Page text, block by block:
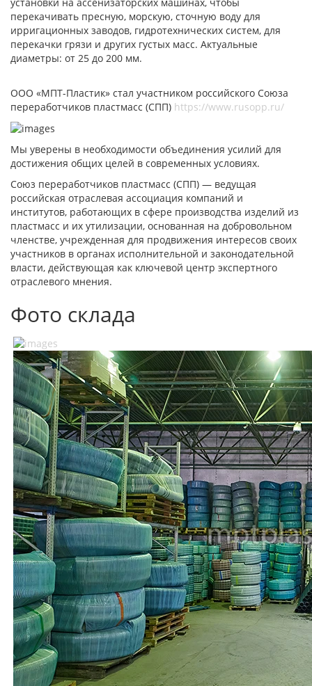
перекачивать пресную, морскую, сточную воду для
ирригационных заводов, гидротехнических систем, для
перекачки грязи и других густых масс. Актуальные
диаметры: от 25 до 200 мм.
ООО «МПТ-Пластик» стал участником российского Союза
переработчиков пластмасс (СПП) https://www.rusopp.ru/
Мы уверены в необходимости объединения усилий для
достижения общих целей в современных условиях.
Союз переработчиков пластмасс (СПП) — ведущая
российская отраслевая ассоциация компаний и
институтов, работающих в сфере производства изделий из
пластмасс и их утилизации, основанная на добровольном
членстве, учрежденная для продвижения интересов своих
участников в органах исполнительной и законодательной
власти, действующая как ключевой центр экспертного
отраслевого мнения.
Фото склада